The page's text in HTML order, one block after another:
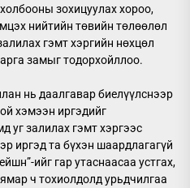
зохицуулах хороо,
нийтийн төвийн төлөөлөл
гэмт хэргийн нөхцөл
замыг тодорхойллоо.
нь даалгавар биелүүлснээр
хэмээн иргэдийг
уг залилах гэмт хэргээс
иргэд та бүхэн шаардлагагүй
ийг гар утаснаасаа устгах,
ч тохиолдолд урьдчилгаа